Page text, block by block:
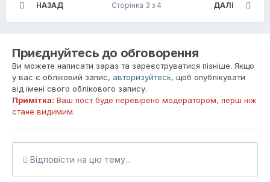
НАЗАД ДАЛІ
Сторінка 3 з 4
Приєднуйтесь до обговорення
Ви можете написати зараз та зареєструватися пізніше. Якщо
у вас є обліковий запис, авторизуйтесь, щоб опублікувати
від імені свого облікового запису.
Примітка: Ваш пост буде перевірено модератором, перш ніж
стане видимим.
Відповісти на цю тему...